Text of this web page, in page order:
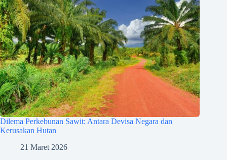
Dilema Perkebunan Sawit: Antara Devisa Negara dan
Kerusakan Hutan
21 Maret 2026